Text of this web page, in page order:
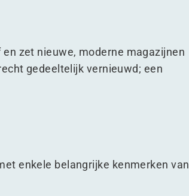
zet nieuwe, moderne magazijnen
gedeeltelijk vernieuwd; een
enkele belangrijke kenmerken van